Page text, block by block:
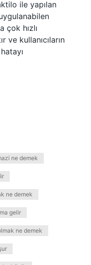
ile yapılan
çok hızlı
ve kullanıcıların
ne demek
ne demek
gelir
ne demek